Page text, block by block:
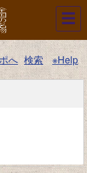
へ 検索 ※Help
☰